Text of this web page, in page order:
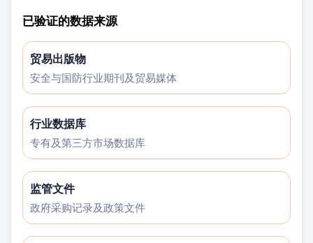
已验证的数据来源
贸易出版物
安全与国防行业期刊及贸易媒体
行业数据库
专有及第三方市场数据库
监管文件
政府采购记录及政策文件